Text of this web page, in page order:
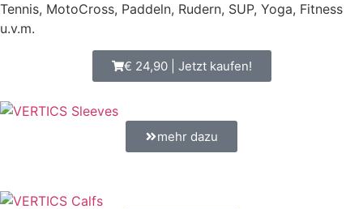
Tennis, MotoCross, Paddeln, Rudern, SUP, Yoga, Fitness
u.v.m.
€ 24,90 | Jetzt kaufen!
mehr dazu